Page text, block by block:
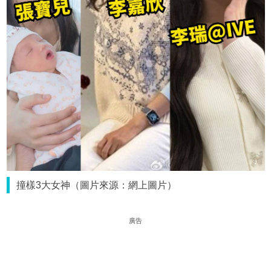
撞樣3大女神（圖片來源：網上圖片）
廣告